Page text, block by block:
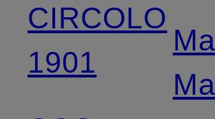
CIRCOLO
1901